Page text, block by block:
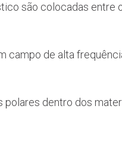
são colocadas entre
campo de alta
polares dentro dos